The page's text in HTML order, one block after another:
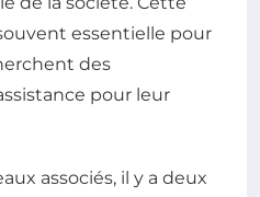
essentielle pour
des
pour leur
associés, il y a deux